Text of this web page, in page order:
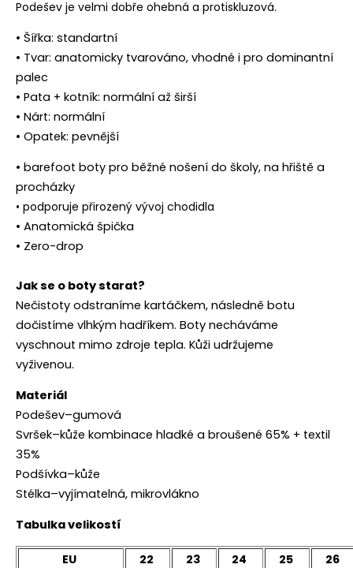
Podešev je velmi dobře ohebná a protiskluzová.
• Šířka: standartní
• Tvar: anatomicky tvarováno, vhodné i pro dominantní
palec
• Pata + kotník: normální až širší
• Nárt: normální
• Opatek: pevnější
• barefoot boty pro běžné nošení do školy, na hřiště a
procházky
• podporuje přirozený vývoj chodidla
• Anatomická špička
• Zero-drop
Jak se o boty starat?
Nečistoty odstraníme kartáčkem, následně botu
dočistíme vlhkým hadříkem. Boty necháváme
vyschnout mimo zdroje tepla. Kůži udržujeme
vyživenou.
Materiál
Podešev–gumová
Svršek–kůže kombinace hladké a broušené 65% + textil
35%
Podšívka–kůže
Stélka–vyjímatelná, mikrovlákno
Tabulka velikostí
EU 22 23 24 25
26